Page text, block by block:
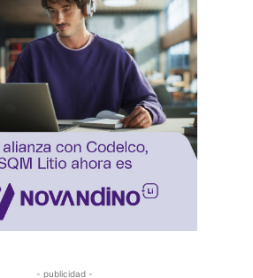
- publicidad -